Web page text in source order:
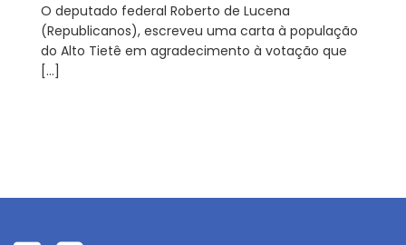
O deputado federal Roberto de Lucena
(Republicanos), escreveu uma carta à população
do Alto Tietê em agradecimento à votação que
[…]